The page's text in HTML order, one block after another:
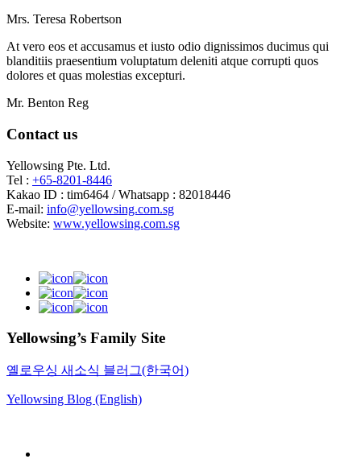
Mrs. Teresa Robertson
At vero eos et accusamus et iusto odio dignissimos ducimus qui
blanditiis praesentium voluptatum deleniti atque corrupti quos
dolores et quas molestias excepturi.
Mr. Benton Reg
Contact us
Yellowsing Pte. Ltd.
Tel : +65-8201-8446
Kakao ID : tim6464 / Whatsapp : 82018446
E-mail: info@yellowsing.com.sg
Website: www.yellowsing.com.sg
Yellowsing’s Family Site
옐로우싱 새소식 블러그(한국어)
Yellowsing Blog (English)